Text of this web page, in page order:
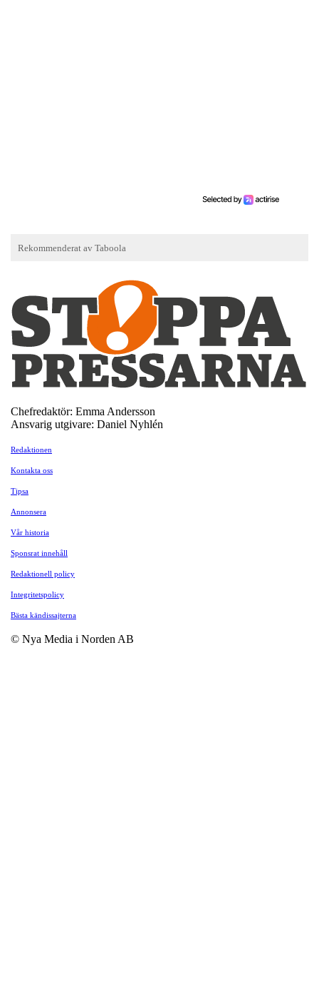
Chefredaktör: Emma Andersson
Ansvarig utgivare: Daniel Nyhlén
Redaktionen
Kontakta oss
Tipsa
Annonsera
Vår historia
Sponsrat innehåll
Redaktionell policy
Integritetspolicy
Bästa kändissajterna
© Nya Media i Norden AB